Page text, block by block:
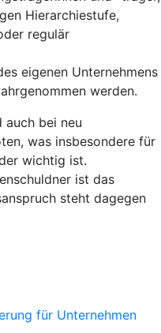
Hierarchiestufe,
regulär
eigenen Unternehmens
werden.
auch bei neu
was insbesondere für
wichtig ist.
ist das
steht dagegen
für Unternehmen